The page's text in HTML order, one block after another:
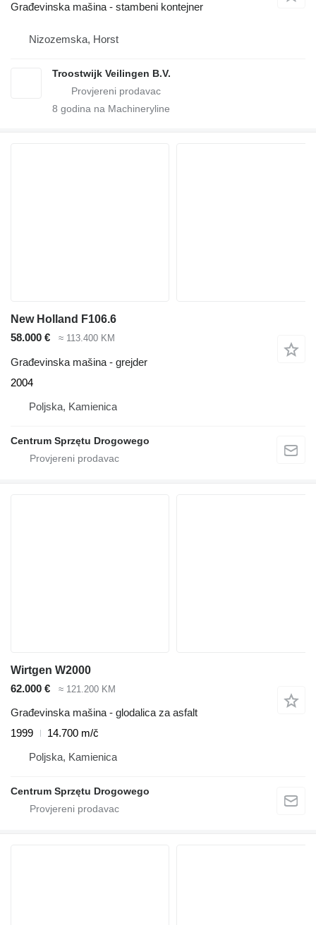
Građevinska mašina - stambeni kontejner
Nizozemska, Horst
Troostwijk Veilingen B.V.
8 godina na Machineryline
New Holland F106.6
58.000 €
≈ 113.400 KM
Građevinska mašina - grejder
2004
Poljska, Kamienica
Centrum Sprzętu Drogowego
Wirtgen W2000
62.000 €
≈ 121.200 KM
Građevinska mašina - glodalica za asfalt
1999
14.700 m/č
Poljska, Kamienica
Centrum Sprzętu Drogowego